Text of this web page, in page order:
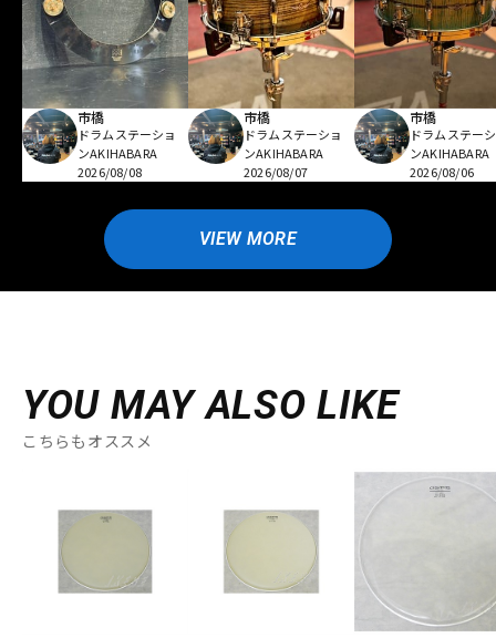
市橋
ドラムステーショ
ンAKIHABARA
2026/08/08
市橋
ドラムステーショ
ンAKIHABARA
2026/08/07
市橋
ドラムステー
ンAKIHABARA
2026/08/06
VIEW MORE
YOU MAY ALSO LIKE
こちらもオススメ